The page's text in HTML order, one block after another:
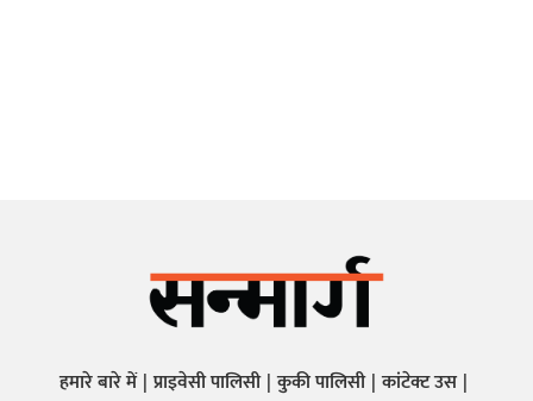
हमारे बारे में प्राइवेसी पालिसी कुकी पालिसी कांटेक्ट उस